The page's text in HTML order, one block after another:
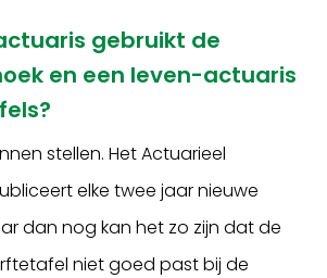
gebruikt de
en een leven-actuaris
stellen. Het Actuarieel
elke twee jaar nieuwe
dan nog kan het zo zijn dat de
niet goed past bij de